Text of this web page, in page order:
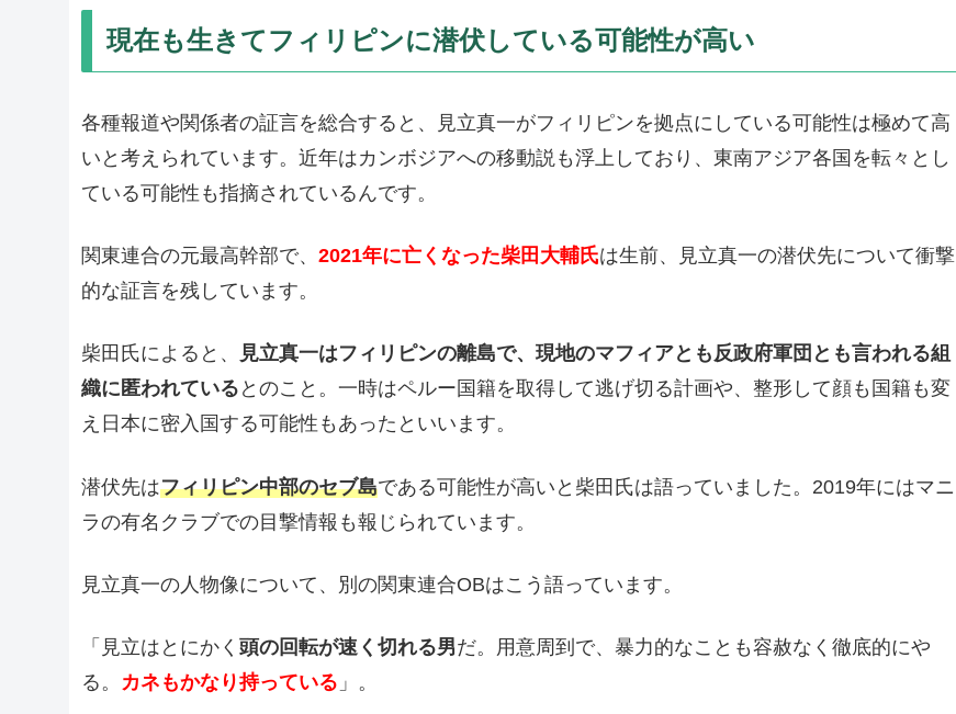
現在も生きてフィリピンに潜伏している可能性が高い
各種報道や関係者の証言を総合すると、見立真一がフィリピンを拠点にしている可能性は極めて高
いと考えられています。近年はカンボジアへの移動説も浮上しており、東南アジア各国を転々とし
ている可能性も指摘されているんです。
関東連合の元最高幹部で、 2021年に亡くなった柴田大輔氏は生前、見立真一の潜伏先について衝撃
的な証言を残しています。
柴田氏によると、
見立真一はフィリピンの離島で、現地のマフィアとも反政府軍団とも言われる組
織に匿われている とのこと。一時はペルー国籍を取得して逃げ切る計画や、整形して顔も国籍も変
え日本に密入国する可能性もあったといいます。
潜伏先はフィリピン中部のセブ島である可能性が高いと柴田氏は語っていました。2019年にはマニ
ラの有名クラブでの目撃情報も報じられています。
見立真一の人物像について、別の関東連合OBはこう語っています。
「見立はとにかく 頭の回転が速く切れる男だ。用意周到で、暴力的なことも容赦なく徹底的にや
る。 カネもかなり持っている 」。